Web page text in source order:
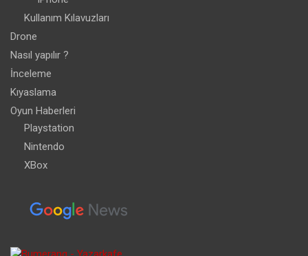
Kullanım Kılavuzları
Drone
Nasıl yapılır ?
İnceleme
Kıyaslama
Oyun Haberleri
Playstation
Nintendo
XBox